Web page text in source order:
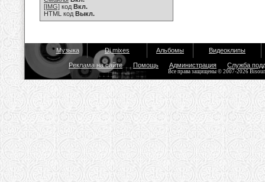
[IMG] код Вкл.
HTML код Выкл.
Музыка Dj mixes Альбомы Видеоклипы
Реклама на сайте Помощь Администрация Служба
Все права защищены © 2007-2026